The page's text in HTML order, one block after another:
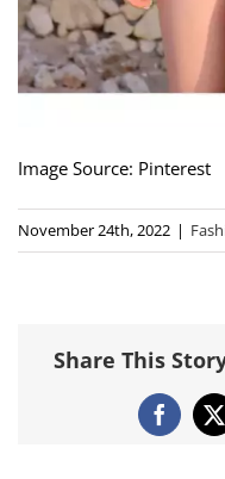
Image Source: Pinterest
November 24th, 2022 |
Share This
X